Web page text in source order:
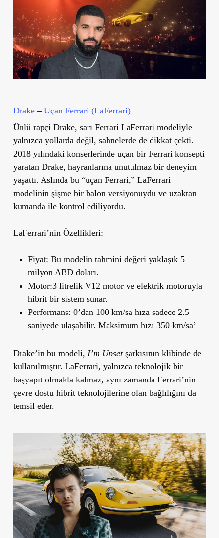
Drake – Uçan Ferrari (LaFerrari)
Ünlü rapçi Drake, sarı Ferrari LaFerrari modeliyle
yalnızca yollarda değil, sahnelerde de dikkat çekti.
2018 yılındaki konserlerinde uçan bir Ferrari konsepti
yaratan Drake, hayranlarına unutulmaz bir deneyim
yaşattı. Aslında bu “uçan Ferrari,” LaFerrari
modelinin şişme bir balon versiyonuydu ve uzaktan
kumanda ile kontrol ediliyordu.
LaFerrari’nin Özellikleri:
Fiyat: Bu modelin tahmini değeri yaklaşık 5
milyon ABD doları.
Motor:3 litrelik V12 motor ve elektrik motoruyla
hibrit bir sistem sunar.
Performans: 0’dan 100 km/sa hıza sadece 2.5
saniyede ulaşabilir. Maksimum hızı 350 km/sa’
Drake’in bu modeli, I’m Upsetşarkısının klibinde de
kullanılmıştır. LaFerrari, yalnızca teknolojik bir
başyapıt olmakla kalmaz, aynı zamanda Ferrari’nin
çevre dostu hibrit teknolojilerine olan bağlılığını da
temsil eder.